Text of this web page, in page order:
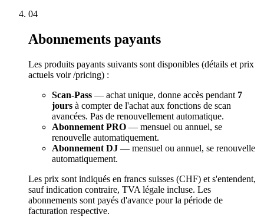
04
Abonnements payants
Les produits payants suivants sont disponibles (détails et prix
actuels voir /pricing) :
Scan-Pass — achat unique, donne accès pendant 7
jours à compter de l'achat aux fonctions de scan
avancées. Pas de renouvellement automatique.
Abonnement PRO — mensuel ou annuel, se
renouvelle automatiquement.
Abonnement DJ — mensuel ou annuel, se renouvelle
automatiquement.
Les prix sont indiqués en francs suisses (CHF) et s'entendent,
sauf indication contraire, TVA légale incluse. Les
abonnements sont payés d'avance pour la période de
facturation respective.